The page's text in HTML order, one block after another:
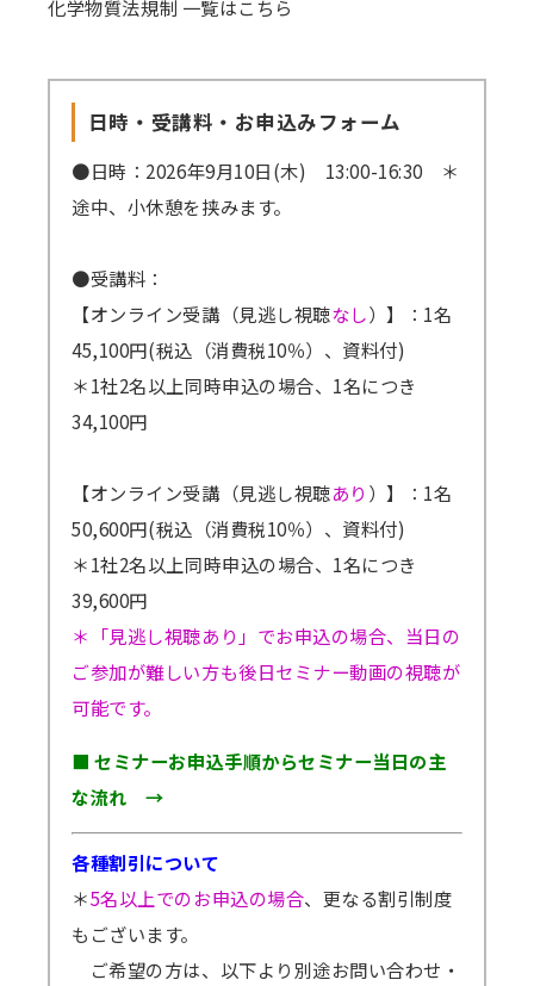
化学物質法規制 一覧はこちら
日時・受講料・お申込みフォーム
●日時：2026年9月10日(木) 13:00-16:30 ＊
途中、小休憩を挟みます。
●受講料：
【オンライン受講（見逃し視聴なし）】：1名
45,100円(税込（消費税10％）、資料付)
＊1社2名以上同時申込の場合、1名につき
34,100円
【オンライン受講（見逃し視聴あり ）】：1名
50,600円(税込（消費税10％）、資料付)
＊1社2名以上同時申込の場合、1名につき
39,600円
＊「見逃し視聴あり」でお申込の場合、当日の
ご参加が難しい方も後日セミナー動画の視聴が
可能です。
■ セミナーお申込手順からセミナー当日の主
な流れ →
各種割引について
＊5名以上でのお申込の場合、更なる割引制度
もございます。
ご希望の方は、以下より別途お問い合わせ・